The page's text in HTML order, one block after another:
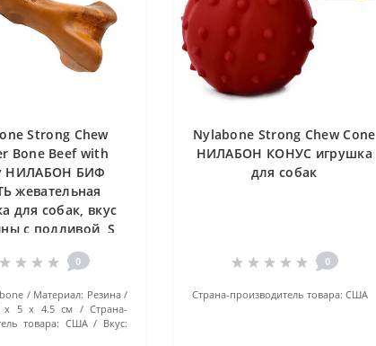
Strong Chew
Bone Beef with
НИЛАБОН БИФ
жевательная
для собак, вкус
с подливой, S
0
Материал: Резина
х 5 х 4.5 см
Страна-
товара: США
Вкус:
Nylabone Strong Chew Cone
НИЛАБОН КОНУС игрушка
для собак
0
Страна-производитель товара: США